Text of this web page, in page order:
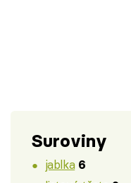
Suroviny
jablka 6